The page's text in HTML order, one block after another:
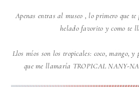
Apenas entras al museo , lo primero que
helado favorito y como te
Llos míos son los tropicales: coco, mango,
que me llamaría TROPICAL NANY-